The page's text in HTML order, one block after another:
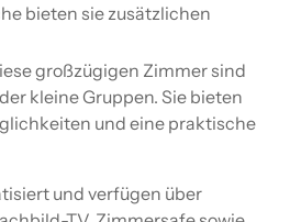
bieten sie zusätzlichen
großzügigen Zimmer sind
kleine Gruppen. Sie bieten
und eine praktische
und verfügen über